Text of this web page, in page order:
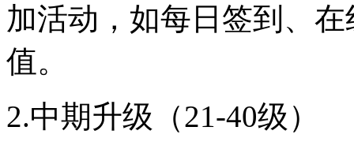
加活动，如每日签到、
值。
2.中期升级（21-40级）